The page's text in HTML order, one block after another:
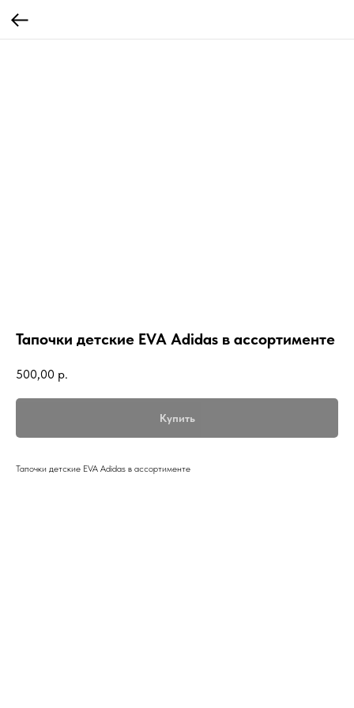
Тапочки детские EVA Adidas в ассортименте
500,00 р.
Купить
Тапочки детские EVA Adidas в ассортименте